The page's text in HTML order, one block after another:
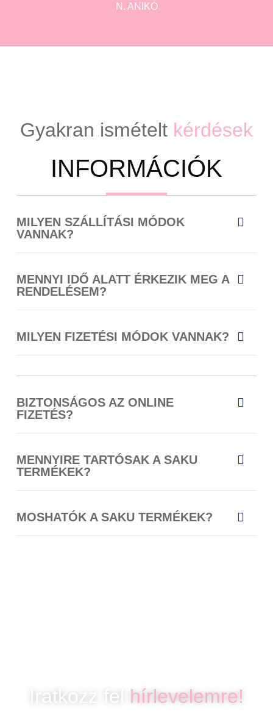
N. ANIKÓ
Gyakran ismételt kérdések
INFORMÁCIÓK
MILYEN SZÁLLÍTÁSI MÓDOK
VANNAK?
MENNYI IDŐ ALATT ÉRKEZIK MEG A
RENDELÉSEM?
MILYEN FIZETÉSI MÓDOK VANNAK?
BIZTONSÁGOS AZ ONLINE
FIZETÉS?
MENNYIRE TARTÓSAK A SAKU
TERMÉKEK?
MOSHATÓK A SAKU TERMÉKEK?
Iratkozz fel hírlevelemre!